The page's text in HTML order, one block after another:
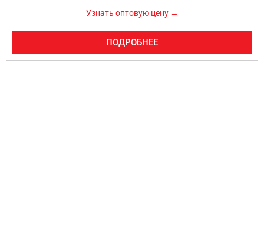
Узнать оптовую цену →
ПОДРОБНЕЕ